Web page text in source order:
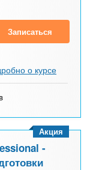
Записаться
о курсе
-
Акция